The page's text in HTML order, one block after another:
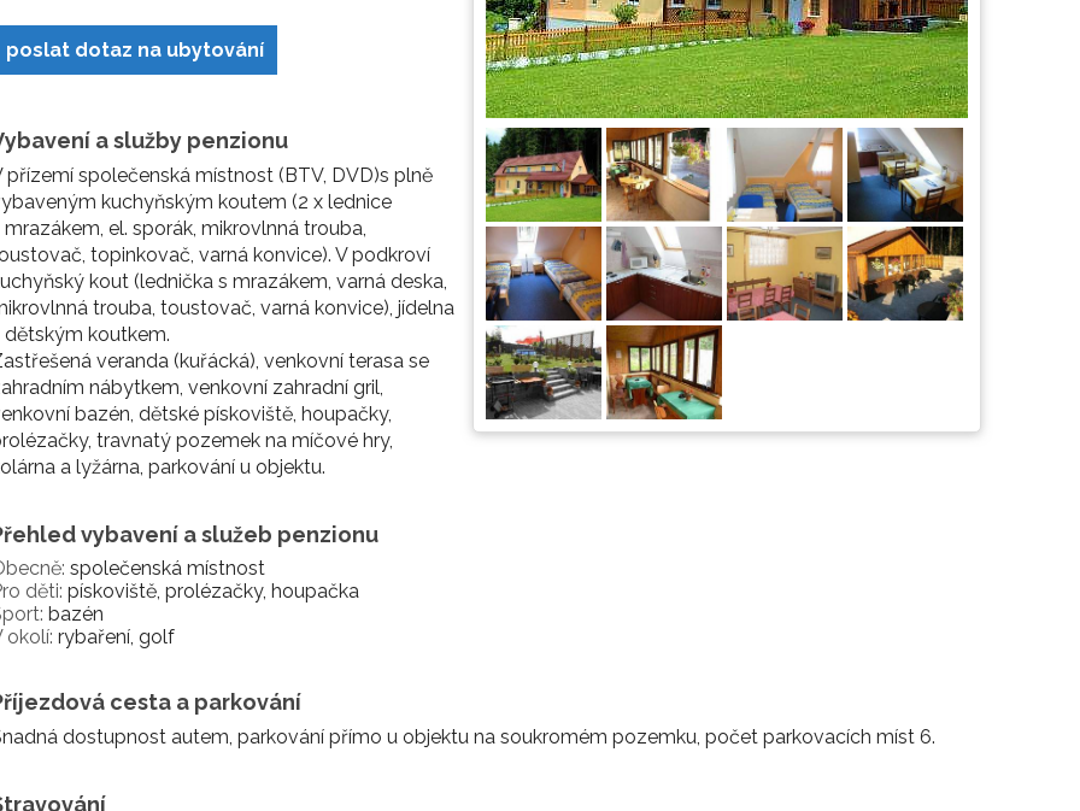
poslat dotaz na ubytování
a služby penzionu
přízemí společenská místnost (BTV, DVD)s plně
kuchyňským koutem (2 x lednice
mrazákem, el. sporák, mikrovlnná trouba,
topinkovač, varná konvice). V podkroví
kout (lednička s mrazákem, varná deska,
trouba, toustovač, varná konvice), jídelna
dětským koutkem.
veranda (kuřácká), venkovní terasa se
nábytkem, venkovní zahradní gril,
bazén, dětské pískoviště, houpačky,
travnatý pozemek na míčové hry,
a lyžárna, parkování u objektu.
vybavení a služeb penzionu
společenská místnost
děti: pískoviště, prolézačky, houpačka
bazén
okolí: rybaření, golf
cesta a parkování
dostupnost autem, parkování přímo u objektu na soukromém pozemku, počet parkovacích míst 6.